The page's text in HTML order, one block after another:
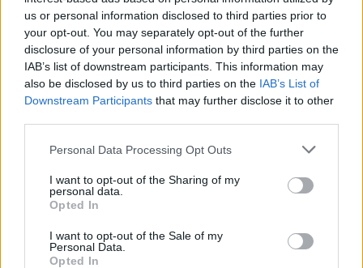
us or personal information disclosed to third parties prior to
your opt-out. You may separately opt-out of the further
disclosure of your personal information by third parties on the
IAB’s list of downstream participants. This information may
also be disclosed by us to third parties on the IAB’s List of
Downstream Participants that may further disclose it to other
Personal Data Processing Opt Outs
I want to opt-out of the Sharing of my
personal data.
Opted In
I want to opt-out of the Sale of my
Personal Data.
Opted In